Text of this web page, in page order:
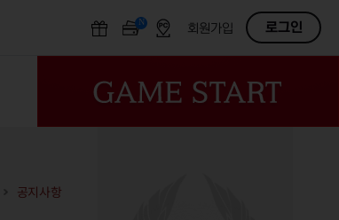
N OFF회원가입 로그인
공지사항